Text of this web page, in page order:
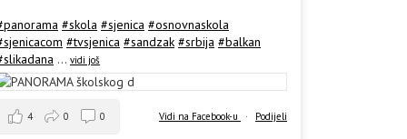
#skola #sjenica #osnovnaskola
#tvsjenica #sandzak #srbija #balkan
... vidi još
Vidi na Facebook-u · Podijeli
4 0 0